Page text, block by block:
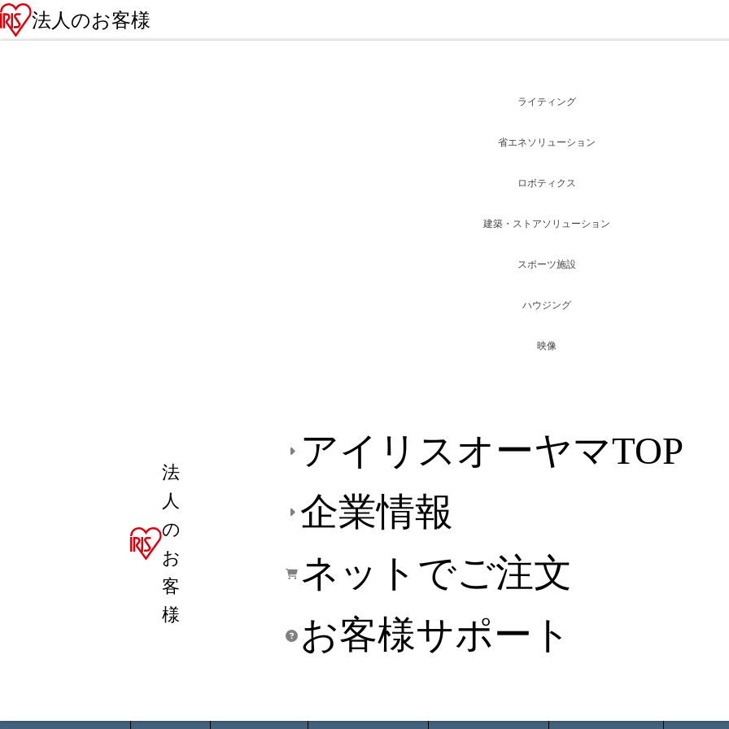
法人のお客様
法
人
の
お
客
様
アイリスオーヤマTOP
企業情報
ネットでご注文
お客様サポート
ライティング
省エネソリューション
ロボティクス
建築・ストアソリューション
スポーツ施設
ハウジング
映像